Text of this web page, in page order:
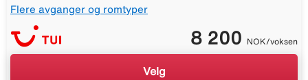
Flere avganger og romtyper
8 200 NOK/voksen
Velg